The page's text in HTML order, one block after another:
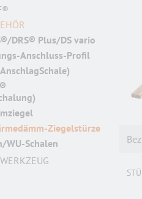
DRS® Plus/DS vario
Anschluss-Profil
Ziegelstürze
WU-Schalen